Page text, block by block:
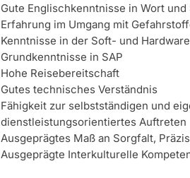
Gute Englischkenntnisse in Wort
Erfahrung im Umgang mit
Kenntnisse in der Soft- und
Grundkenntnisse in SAP
Hohe Reisebereitschaft
Gutes technisches Verständnis
Fähigkeit zur selbstständigen und
dienstleistungsorientiertes Auftreten
Ausgeprägtes Maß an Sorgfalt,
Ausgeprägte Interkulturelle